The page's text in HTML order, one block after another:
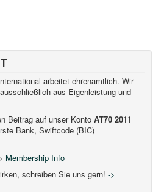
arbeitet ehrenamtlich. Wir
aus Eigenleistung und
Beitrag auf unser Konto AT70 2011
Bank, Swiftcode (BIC)
Membership Info
schreiben Sie uns gern! ->